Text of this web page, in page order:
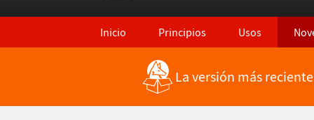
Inicio Principios Usos
La versión más